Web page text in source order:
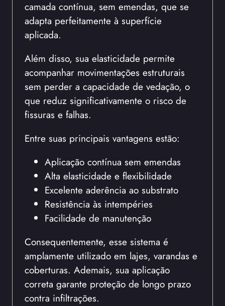
camada contínua, sem emendas, que se
adapta perfeitamente à superfície
aplicada.
Além disso, sua elasticidade permite
acompanhar movimentações estruturais
sem perder a capacidade de vedação, o
que reduz significativamente o risco de
fissuras e falhas.
Entre suas principais vantagens estão:
Aplicação contínua sem emendas
Alta elasticidade e flexibilidade
Excelente aderência ao substrato
Resistência às intempéries
Facilidade de manutenção
Consequentemente, esse sistema é
amplamente utilizado em lajes, varandas e
coberturas. Ademais, sua aplicação
correta garante proteção de longo prazo
contra infiltrações.